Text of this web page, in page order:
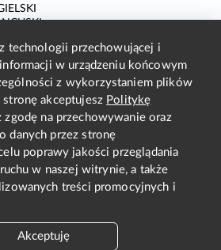
POLSKI
technologii przechowującej i
w urządzeniu końcowym
z wykorzystaniem plików
akceptujesz Politykę
zgodę na przechowywanie oraz
danych przez stronę
poprawy jakości przeglądania
w naszej witrynie, a także
treści promocyjnych i
Akceptuję